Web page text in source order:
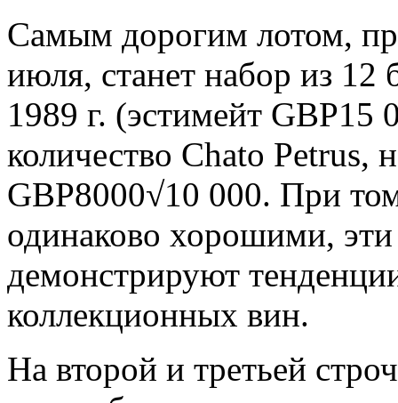
Самым дорогим лотом,
июля, станет набор из 12
1989 г. (эстимейт GBP15
количество Chato Petrus,
GBP8000√10 000. При
одинаково хорошими,
демонстрируют
коллекционных вин.
На второй и третьей